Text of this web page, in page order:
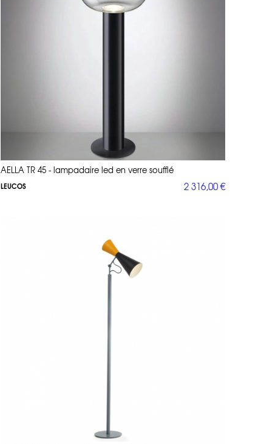
AELLA TR 45 - lampadaire led en verre soufflé
LEUCOS 2 316,00 €